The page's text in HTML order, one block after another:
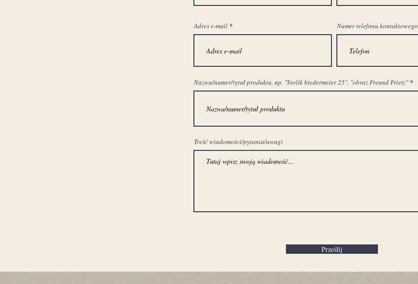
Adres e-mail Numer telefonu kontaktowego
Nazwa/numer/tytuł produktu, np. "Stolik biedermeier 25", "obraz Freund Frietz"
Treść wiadomości/pytania/uwagi
Prześlij